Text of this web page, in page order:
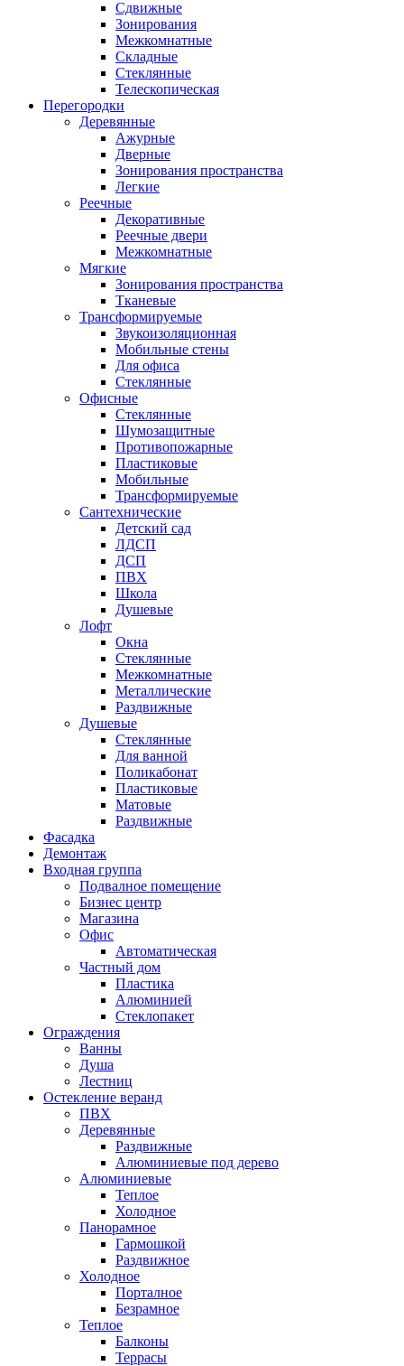
Сдвижные
Зонирования
Межкомнатные
Складные
Стеклянные
Телескопическая
Перегородки
Деревянные
Ажурные
Дверные
Зонирования пространства
Легкие
Реечные
Декоративные
Реечные двери
Межкомнатные
Мягкие
Зонирования пространства
Тканевые
Трансформируемые
Звукоизоляционная
Мобильные стены
Для офиса
Стеклянные
Офисные
Стеклянные
Шумозащитные
Противопожарные
Пластиковые
Мобильные
Трансформируемые
Сантехнические
Детский сад
ЛДСП
ДСП
ПВХ
Школа
Душевые
Лофт
Окна
Стеклянные
Межкомнатные
Металлические
Раздвижные
Душевые
Стеклянные
Для ванной
Поликабонат
Пластиковые
Матовые
Раздвижные
Фасадка
Демонтаж
Входная группа
Подвалное помещение
Бизнес центр
Магазина
Офис
Автоматическая
Частный дом
Пластика
Алюминией
Стеклопакет
Ограждения
Ванны
Душа
Лестниц
Остекление веранд
ПВХ
Деревянные
Раздвижные
Алюминиевые под дерево
Алюминиевые
Теплое
Холодное
Панорамное
Гармошкой
Раздвижное
Холодное
Порталное
Безрамное
Теплое
Балконы
Террасы